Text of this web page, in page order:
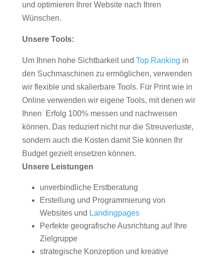
und optimieren Ihrer Website nach Ihren
Wünschen.
Unsere Tools:
Um Ihnen hohe Sichtbarkeit und Top Ranking in
den Suchmaschinen zu ermöglichen, verwenden
wir flexible und skalierbare Tools. Für Print wie in
Online verwenden wir eigene Tools, mit denen wir
Ihnen Erfolg 100% messen und nachweisen
können. Das reduziert nicht nur die Streuverluste,
sondern auch die Kosten damit Sie können Ihr
Budget gezielt ensetzen können.
Unsere Leistungen
unverbindliche Erstberatung
Erstellung und Programmierung von
Websites und Landingpages
Perfekte geografische Ausrichtung auf Ihre
Zielgruppe
strategische Konzeption und kreative